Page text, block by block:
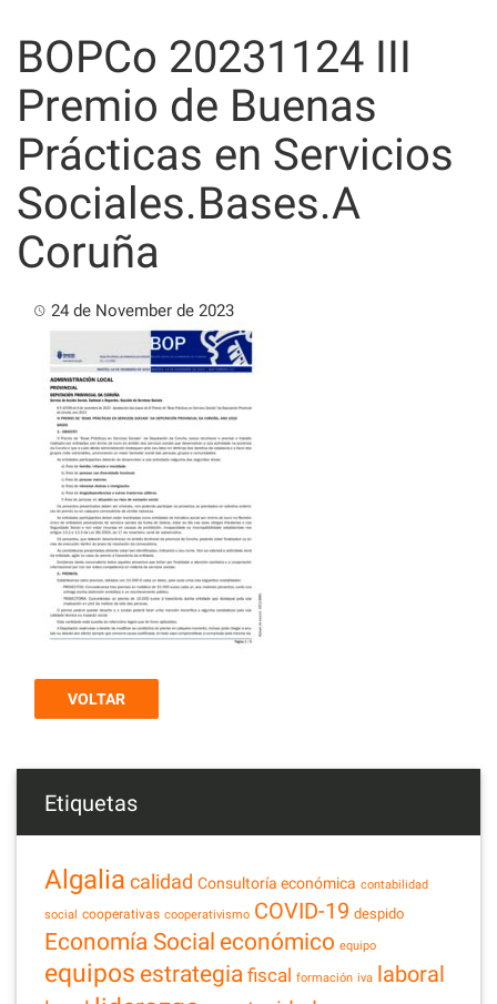
content
BOPCo 20231124 III
Premio de Buenas
Prácticas en Servicios
Sociales.Bases.A
Coruña
24 de November de 2023
VOLTAR
Etiquetas
Algalia calidad Consultoría económica contabilidad
social cooperativas cooperativismo COVID-19 despido
Economía Social económico equipo
equipos estrategia fiscal formación iva laboral